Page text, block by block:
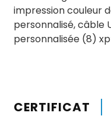
CERTIFICAT